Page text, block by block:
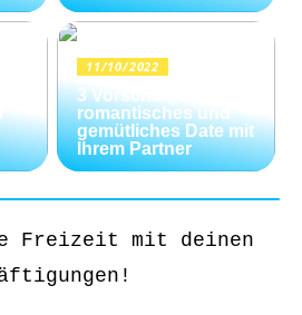
11/10/2022
3 Vorschläge für ein
romantisches und
gemütliches Date mit
Ihrem Partner
Freizeit mit deinen